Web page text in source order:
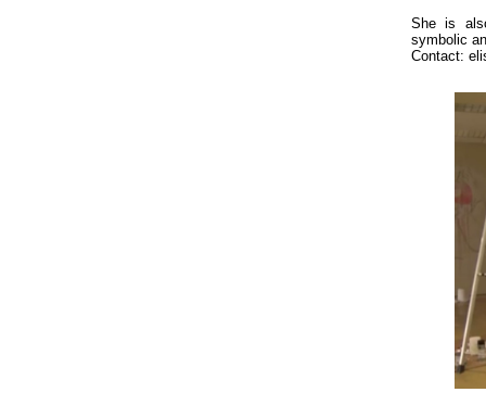
She is
symbolic
Contact: